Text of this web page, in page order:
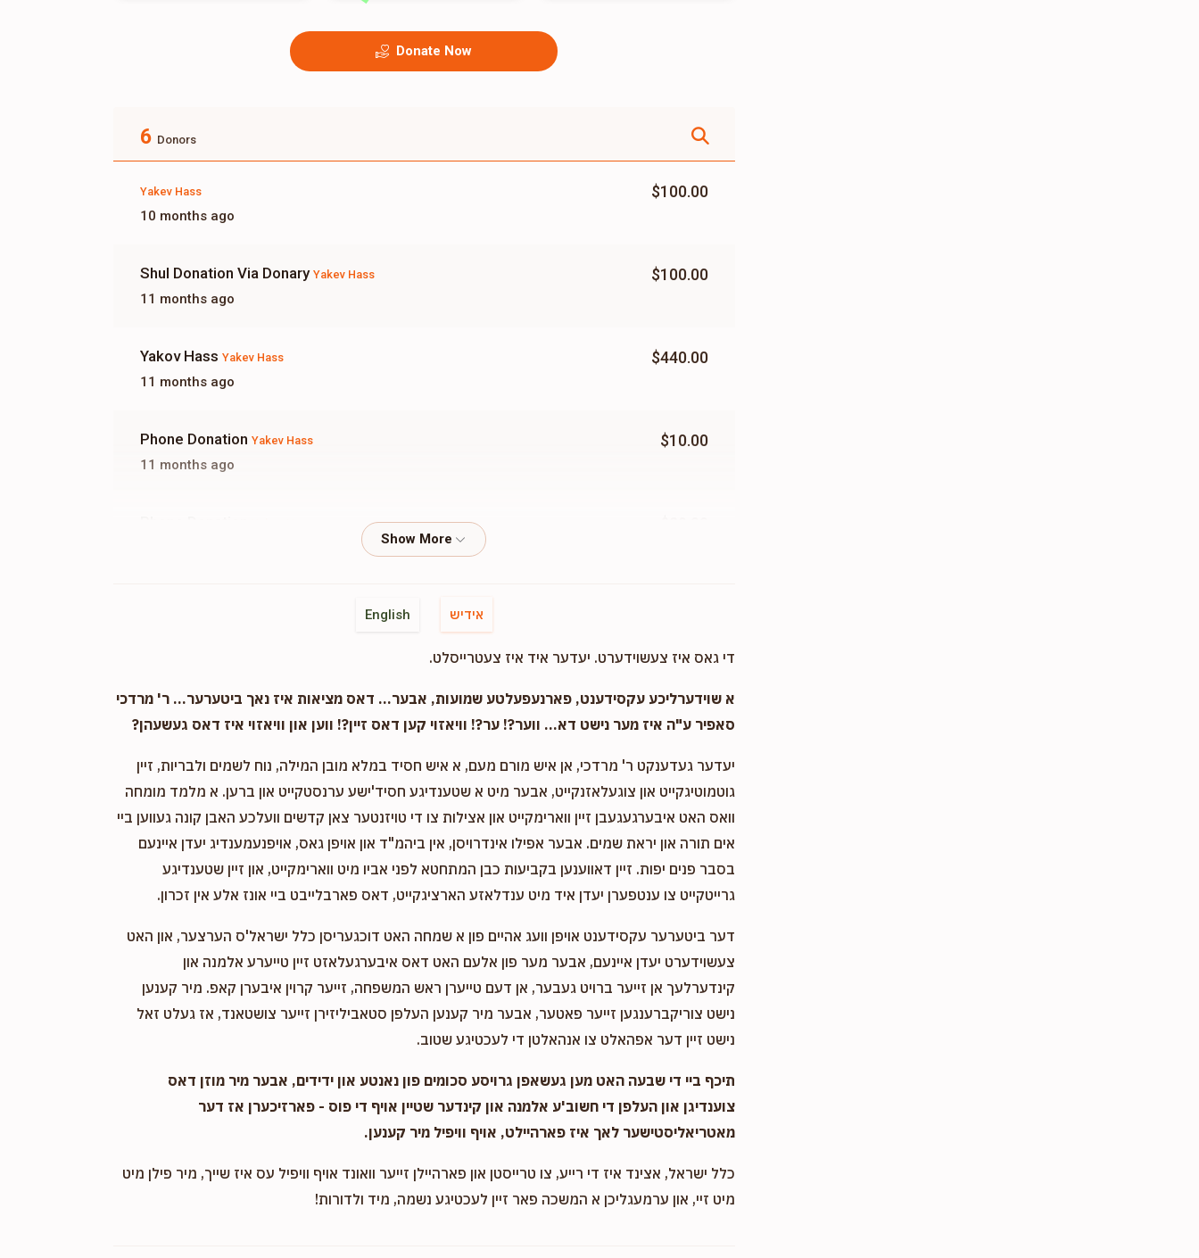
Donate Now
6 Donors
Yakev Hass
10 months ago
$100.00
Shul Donation Via Donary Yakev Hass
11 months ago
$100.00
Yakov Hass Yakev Hass
11 months ago
$440.00
Phone Donation Yakev Hass
11 months ago
$10.00
English אידיש
די גאס איז צעשוידערט. יעדער איד איז צעטרייסלט.
א שוידערליכע עקסידענט, פארנעפעלטע שמועות, אבער... דאס מציאות איז נאך ביטערער... ר' מרדכי
סאפיר ע"ה איז מער נישט דא... ווער?! ער?! וויאזוי קען דאס זיין?! ווען און וויאזוי איז דאס געשעהן?
יעדער געדענקט ר' מרדכי, אן איש מורם מעם, א איש חסיד במלא מובן המילה, נוח לשמים ולבריות, זיין
גוטמוטיגקייט און צוגעלאזנקייט, אבער מיט א שטענדיגע חסיד'ישע ערנסטקייט און ברען. א מלמד מומחה
וואס האט איבערגעגעבן זיין ווארימקייט און אצילות צו די טויזנטער צאן קדשים וועלכע האבן קונה געווען ביי
אים תורה און יראת שמים. אבער אפילו אינדרויסן, אין ביהמ"ד און אויפן גאס, אויפנעמענדיג יעדן איינעם
בסבר פנים יפות. זיין דאווענען בקביעות כבן המתחטא לפני אביו מיט ווארימקייט, און זיין שטענדיגע
גרייטקייט צו ענטפערן יעדן איד מיט ענדלאזע הארציגקייט, דאס פארבלייבט ביי אונז אלע אין זכרון.
דער ביטערער עקסידענט אויפן וועג אהיים פון א שמחה האט דוכגעריסן כלל ישראל'ס הערצער, און האט
צעשוידערט יעדן איינעם, אבער מער פון אלעם האט דאס איבערגעלאזט זיין טייערע אלמנה און
קינדערלעך אן זייער ברויט געבער, אן דעם טייערן ראש המשפחה, זייער קרוין איבערן קאפ. מיר קענען
נישט צוריקברענגען זייער פאטער, אבער מיר קענען העלפן סטאביליזירן זייער צושטאנד, אז געלט זאל
נישט זיין דער אפהאלט צו אנהאלטן די לעכטיגע שטוב.
תיכף ביי די שבעה האט מען געשאפן גרויסע סכומים פון נאנטע און ידידים, אבער מיר מוזן דאס
צוענדיגן און העלפן די חשוב'ע אלמנה און קינדער שטיין אויף די פוס - פארזיכערן אז דער
מאטריאליסטישער לאך איז פארהיילט, אויף וויפיל מיר קענען.
כלל ישראל, אצינד איז די רייע, צו טרייסטן און פארהיילן זייער וואונד אויף וויפיל עס איז שייך, מיר פילן מיט
מיט זיי, און ערמעגליכן א המשכה פאר זיין לעכטיגע נשמה, מיד ולדורות!